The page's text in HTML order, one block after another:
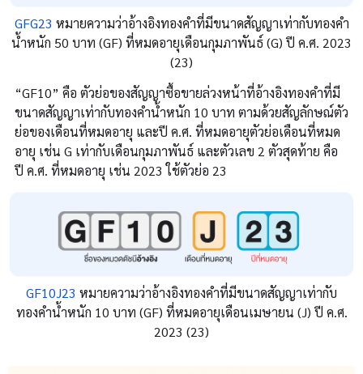
GFG23 หมายความว่าอ้างอิงทองคำที่มีขนาดสัญญาเท่ากับทองคำ
น้ำหนัก 50 บาท (GF) ที่หมดอายุเดือนกุมภาพันธ์ (G)ปี ค.ศ. 2023
(23)
“GF10” คือ ตัวย่อของสัญญาซื้อขายล่วงหน้าที่อ้างอิงทองคำที่มี
ขนาดสัญญาเท่ากับทองคำน้ำหนัก 10 บาท ตามด้วยสัญลักษณ์ตัว
ย่อของเดือนที่หมดอายุ และปี ค.ศ. ที่หมดอายุตัวย่อเดือนที่หมด
อายุ เช่น G เท่ากับเดือนกุมภาพันธ์ และตัวเลข 2 ตัวสุดท้าย คือ
ปี ค.ศ. ที่หมดอายุ เช่น 2023 ใช้ตัวย่อ 23
GF10J23 หมายความว่าอ้างอิงทองคำที่มีขนาดสัญญาเท่ากับ
ทองคำน้ำหนัก 10 บาท (GF) ที่หมดอายุเดือนเมษายน (J) ปี ค.ศ.
2023 (23)